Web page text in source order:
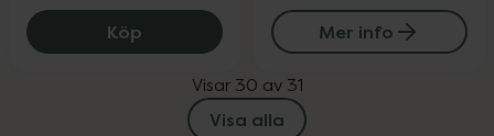
Köp Nicotinell Mint 4 mg, 80.75 kr.
Mer info
Visar 30 av 31
Visa alla